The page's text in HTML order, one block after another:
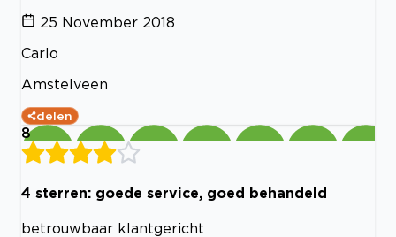
25 November 2018
Carlo
Amstelveen
delen
8
4 sterren: goede service, goed behandeld
betrouwbaar klantgericht